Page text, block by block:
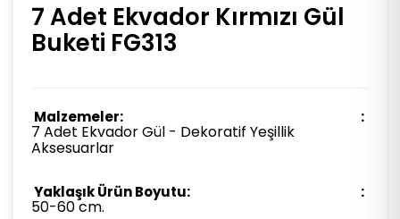
7 Adet Ekvador Kırmızı Gül
Buketi FG313
Malzemeler:
7 Adet Ekvador Gül - Dekoratif Yeşillik
Aksesuarlar
Yaklaşık Ürün Boyutu:
50-60 cm.